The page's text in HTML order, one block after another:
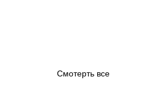
Смотерть все